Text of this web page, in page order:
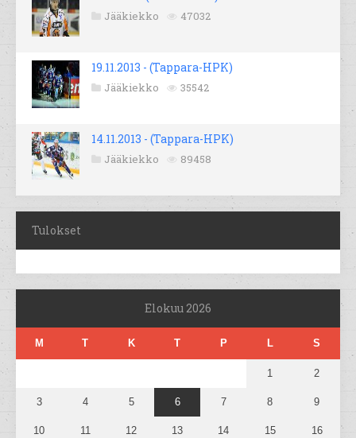
Jääkiekko 47032
19.11.2013 - (Tappara-HPK)
Jääkiekko 35542
14.11.2013 - (Tappara-HPK)
Jääkiekko 89458
Tulokset
Elokuu 2026
M T K T P L S
1 2
3 4 5 6 7 8 9
10 11 12 13 14 15 16